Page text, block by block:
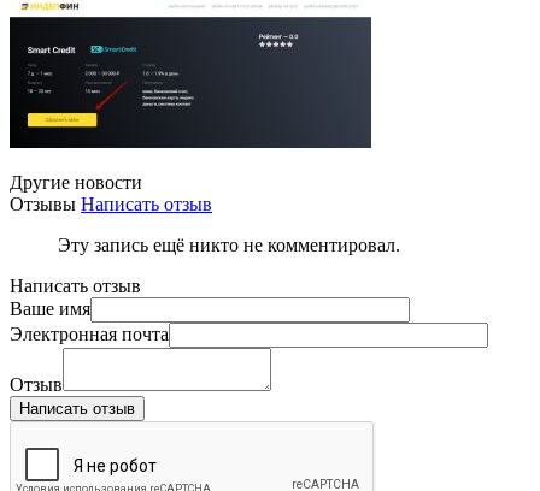
Другие новости
Отзывы Написать отзыв
Эту запись ещё никто не комментировал.
Написать отзыв
Ваше имя
Электронная почта
Отзыв
Написать отзыв